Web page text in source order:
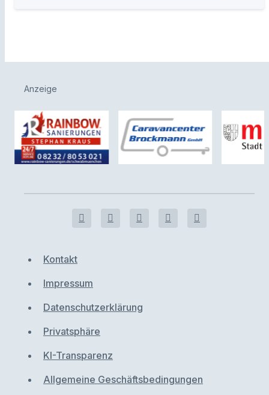
Anzeige
Kontakt
Impressum
Datenschutzerklärung
Privatsphäre
KI-Transparenz
Allgemeine Geschäftsbedingungen